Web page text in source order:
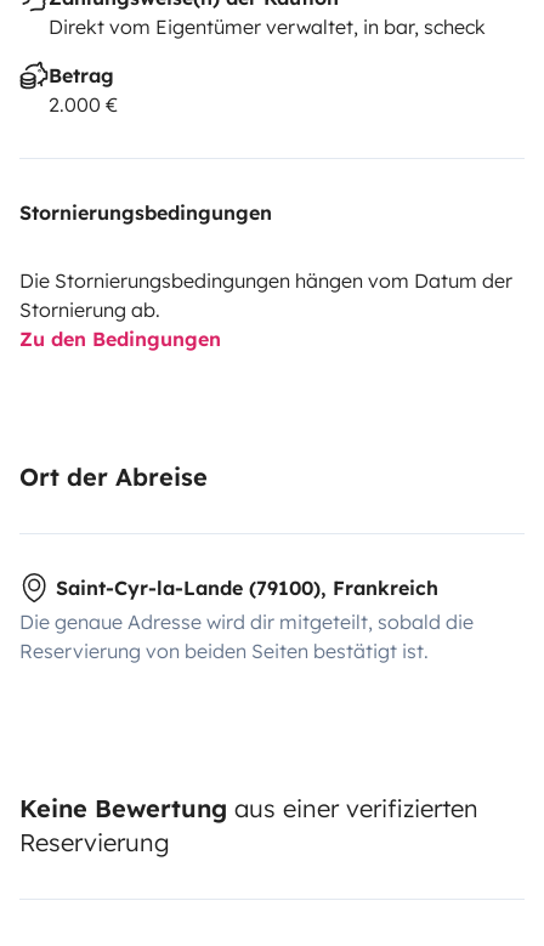
Direkt vom Eigentümer verwaltet, in bar, scheck
Betrag
2.000 €
Stornierungsbedingungen
Die Stornierungsbedingungen hängen vom Datum der
Stornierung ab.
Zu den Bedingungen
Ort der Abreise
Saint-Cyr-la-Lande (79100), Frankreich
Die genaue Adresse wird dir mitgeteilt, sobald die
Reservierung von beiden Seiten bestätigt ist.
Keine Bewertung aus einer verifizierten
Reservierung